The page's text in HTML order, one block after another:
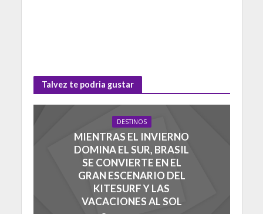
Talvez te podria gustar
DESTINOS
MIENTRAS EL INVIERNO
DOMINA EL SUR, BRASIL
SE CONVIERTE EN EL
GRAN ESCENARIO DEL
KITESURF Y LAS
VACACIONES AL SOL